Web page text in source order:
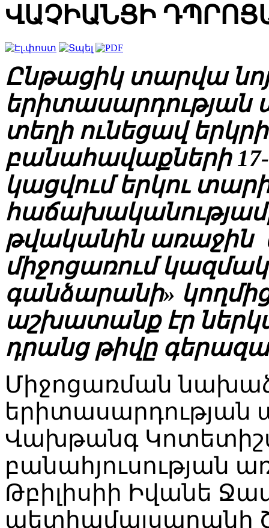
ՎԱՉԻԱՆՑԻ
Ընթացիկ տարվա
երիտասարդության
տեղի ունեցավ
բանահավաքների
կացվում երկու
թվականին
միջոցառում
գանձարանի»
աշխատանք էր
դրանց թիվը
Միջոցառման
երիտասարդության
Վախթանգ
բանահյուսության
Թբիլիսիի Իվանե
պետհամալսարանի